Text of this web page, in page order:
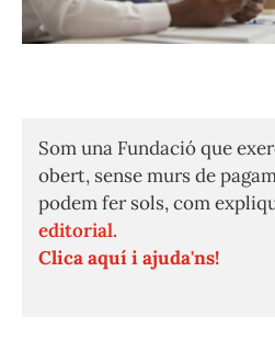
Som una Fundació que
obert, sense murs de
podem fer sols, com
editorial.
Clica aquí i ajuda'ns!